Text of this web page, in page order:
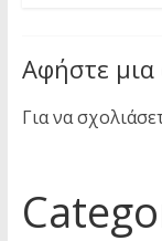
Αφήστε
Για να